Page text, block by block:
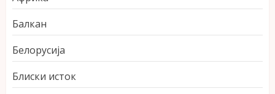
Балкан
Белорусија
Блиски исток